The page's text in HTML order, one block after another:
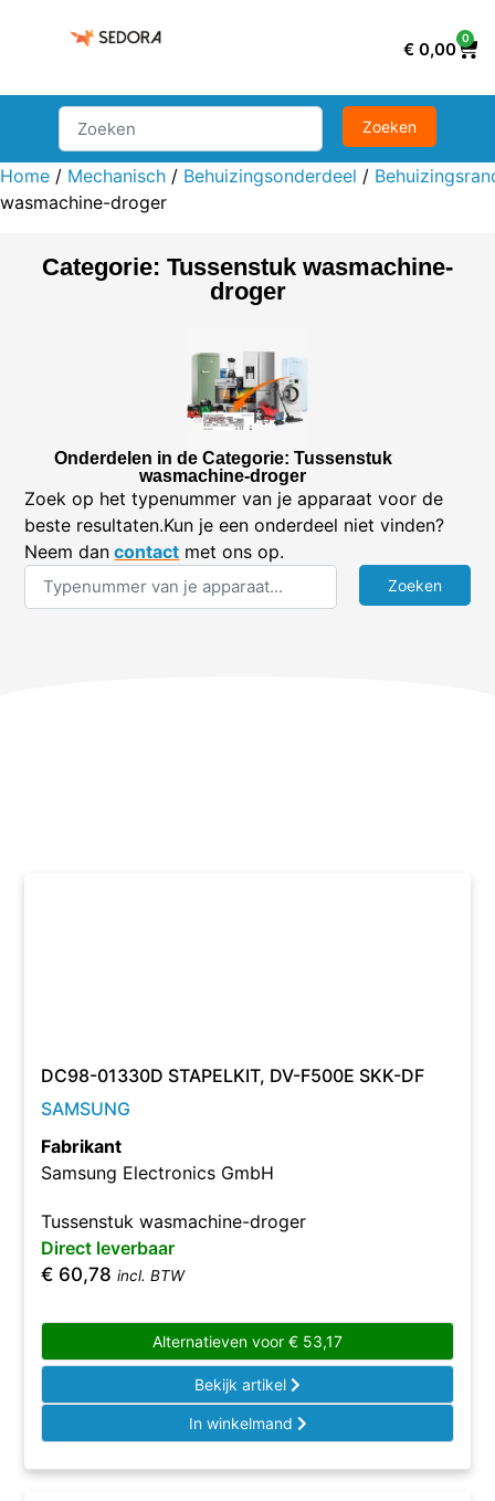
€ 0,00
0
Home / Mechanisch / Behuizingsonderdeel /
wasmachine-droger
Categorie: Tussenstuk wasmachine-
droger
Onderdelen in de Categorie: Tussenstuk
wasmachine-droger
Zoek op het typenummer van je apparaat voor de
beste resultaten.Kun je een onderdeel niet vinden?
Neem dan contact met ons op.
DC98-01330D STAPELKIT, DV-F500E SKK-DF
SAMSUNG
Fabrikant
Samsung Electronics GmbH
Tussenstuk wasmachine-droger
Direct leverbaar
€ 60,78 incl. BTW
Alternatieven voor € 53,17
Bekijk artikel
In winkelmand